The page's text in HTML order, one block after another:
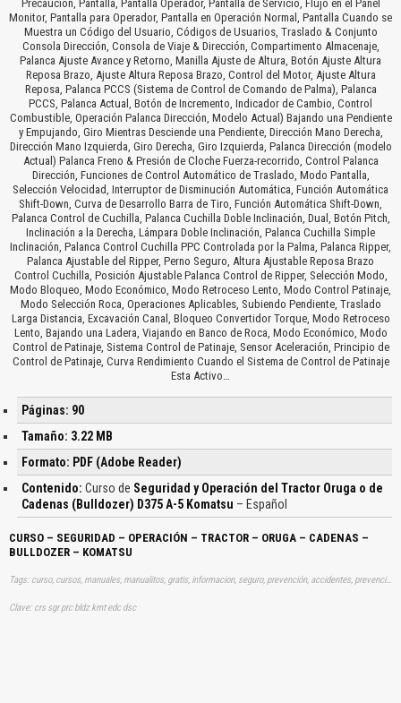
Precaución, Pantalla, Pantalla Operador, Pantalla de Servicio, Flujo en el Panel
Monitor, Pantalla para Operador, Pantalla en Operación Normal, Pantalla Cuando se
Muestra un Código del Usuario, Códigos de Usuarios, Traslado & Conjunto
Consola Dirección, Consola de Viaje & Dirección, Compartimento Almacenaje,
Palanca Ajuste Avance y Retorno, Manilla Ajuste de Altura, Botón Ajuste Altura
Reposa Brazo, Ajuste Altura Reposa Brazo, Control del Motor, Ajuste Altura
Reposa, Palanca PCCS (Sistema de Control de Comando de Palma), Palanca
PCCS, Palanca Actual, Botón de Incremento, Indicador de Cambio, Control
Combustible, Operación Palanca Dirección, Modelo Actual) Bajando una Pendiente
y Empujando, Giro Mientras Desciende una Pendiente, Dirección Mano Derecha,
Dirección Mano Izquierda, Giro Derecha, Giro Izquierda, Palanca Dirección (modelo
Actual) Palanca Freno & Presión de Cloche Fuerza-recorrido, Control Palanca
Dirección, Funciones de Control Automático de Traslado, Modo Pantalla,
Selección Velocidad, Interruptor de Disminución Automática, Función Automática
Shift-Down, Curva de Desarrollo Barra de Tiro, Función Automática Shift-Down,
Palanca Control de Cuchilla, Palanca Cuchilla Doble Inclinación, Dual, Botón Pitch,
Inclinación a la Derecha, Lámpara Doble Inclinación, Palanca Cuchilla Simple
Inclinación, Palanca Control Cuchilla PPC Controlada por la Palma, Palanca Ripper,
Palanca Ajustable del Ripper, Perno Seguro, Altura Ajustable Reposa Brazo
Control Cuchilla, Posición Ajustable Palanca Control de Ripper, Selección Modo,
Modo Bloqueo, Modo Económico, Modo Retroceso Lento, Modo Control Patinaje,
Modo Selección Roca, Operaciones Aplicables, Subiendo Pendiente, Traslado
Larga Distancia, Excavación Canal, Bloqueo Convertidor Torque, Modo Retroceso
Lento, Bajando una Ladera, Viajando en Banco de Roca, Modo Económico, Modo
Control de Patinaje, Sistema Control de Patinaje, Sensor Aceleración, Principio de
Control de Patinaje, Curva Rendimiento Cuando el Sistema de Control de Patinaje
Esta Activo…
Páginas: 90
Tamaño: 3.22 MB
Formato: PDF (Adobe Reader)
Contenido: Curso de Seguridad y Operación del Tractor Oruga o de
Cadenas (Bulldozer) D375 A-5 Komatsu – Español
CURSO – SEGURIDAD – OPERACIÓN – TRACTOR – ORUGA – CADENAS –
BULLDOZER – KOMATSU
Tags: curso, cursos, manuales, manualitos, gratis, informacion, seguro, prevención, accidentes, prevencion, operacion, operadores, operando, operador, buldozer, bulldozers, buldozers, tractores, orugas, cadena, aprender, descargas
Clave: crs sgr prc bldz kmt edc dsc